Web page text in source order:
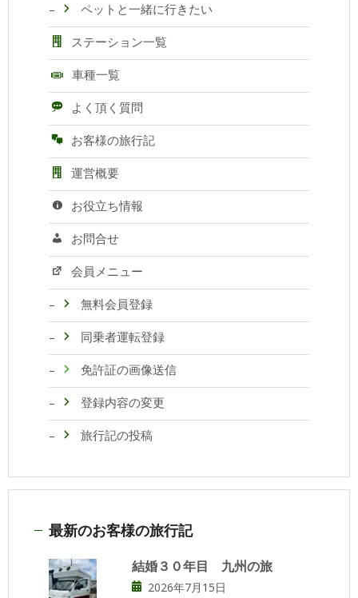
ペットと一緒に行きたい
ステーション一覧
車種一覧
よく頂く質問
お客様の旅行記
運営概要
お役立ち情報
お問合せ
会員メニュー
無料会員登録
同乗者運転登録
免許証の画像送信
登録内容の変更
旅行記の投稿
最新のお客様の旅行記
結婚３０年目 九州の旅
2026年7月15日